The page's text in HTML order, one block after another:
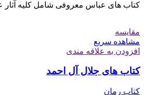
کتاب های عباس معروفی شامل کلیه
مقایسه
مشاهده سریع
افزودن به علاقه مندی
کتاب های جلال آل احمد
کتاب رمان